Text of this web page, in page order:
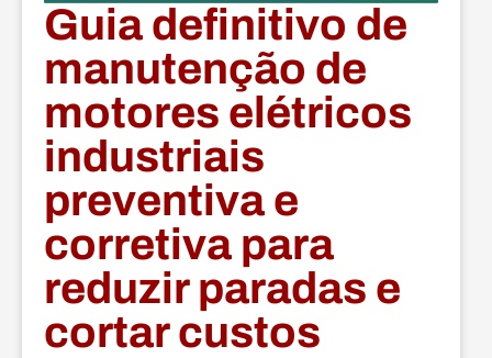
Guia definitivo de
manutenção de
motores elétricos
industriais
preventiva e
corretiva para
reduzir paradas e
cortar custos